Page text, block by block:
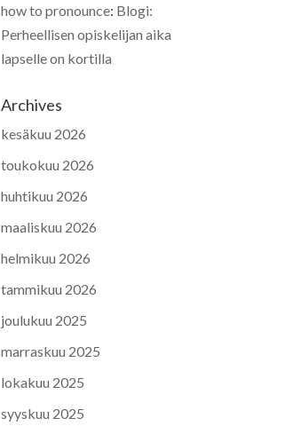
how to pronounce: Blogi:
Perheellisen opiskelijan aika
lapselle on kortilla
Archives
kesäkuu 2026
toukokuu 2026
huhtikuu 2026
maaliskuu 2026
helmikuu 2026
tammikuu 2026
joulukuu 2025
marraskuu 2025
lokakuu 2025
syyskuu 2025